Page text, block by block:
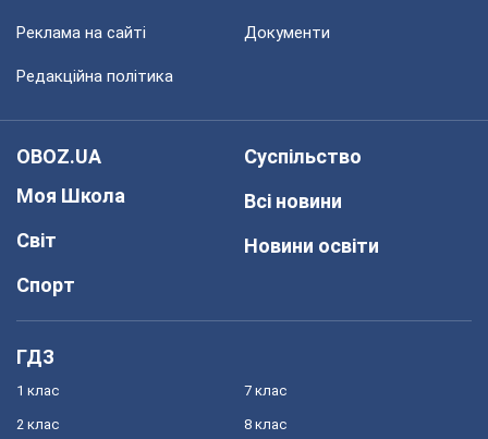
Реклама на сайті Документи
Редакційна політика
OBOZ.UA
Моя Школа
Світ
Спорт
Суспільство
Всі новини
Новини освіти
ГДЗ
1 клас
2 клас
7 клас
8 клас